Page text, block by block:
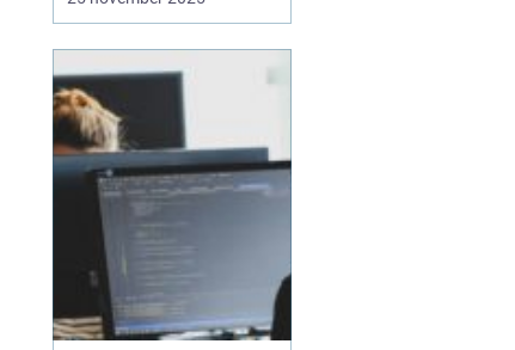
program kan analysera
hur du arbetar, vilka
appar du använder mest
och vilka uppgift...